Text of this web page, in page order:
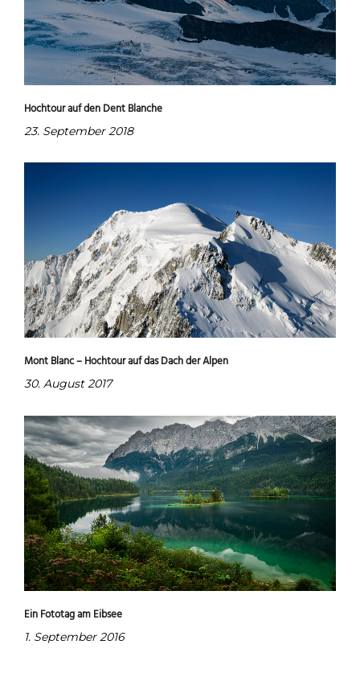
Hochtour auf den Dent Blanche
23. September 2018
Mont Blanc – Hochtour auf das Dach der Alpen
30. August 2017
Ein Fototag am Eibsee
1. September 2016